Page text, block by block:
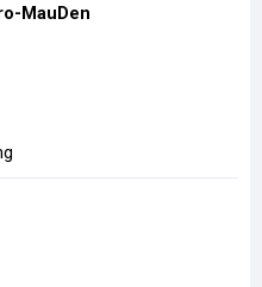
MauDen